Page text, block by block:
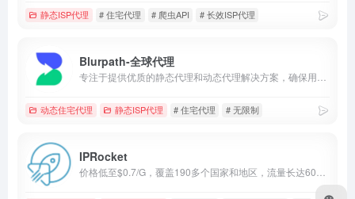
静态ISP代理 # 住宅代理 # 爬虫API # 长效ISP代理
Blurpath-全球代理
动态住宅代理 静态ISP代理 # 住宅代理 # 无限制
IPRocket